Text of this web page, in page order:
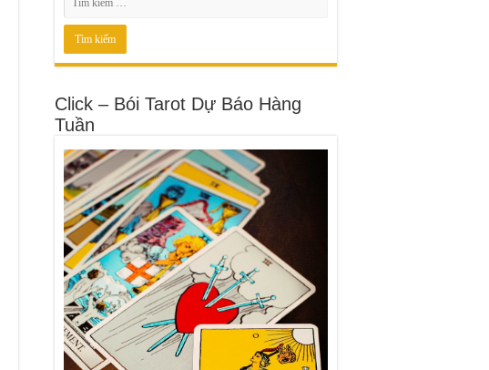
Click – Bói Tarot Dự Báo Hàng
Tuần